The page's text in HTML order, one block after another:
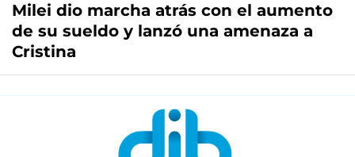
Milei dio marcha atrás con el aumento
de su sueldo y lanzó una amenaza a
Cristina